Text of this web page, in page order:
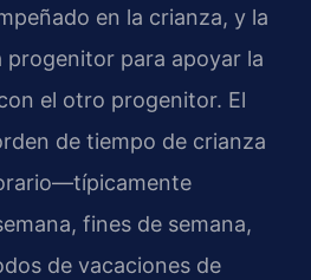
en la crianza, y la
progenitor para apoyar la
el otro progenitor. El
de tiempo de crianza
fines de semana,
de vacaciones de